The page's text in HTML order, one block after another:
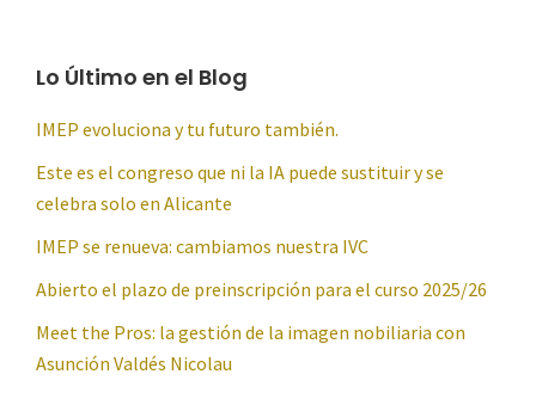
Lo Último en el Blog
IMEP evoluciona y tu futuro también.
Este es el congreso que ni la IA puede sustituir y se
celebra solo en Alicante
IMEP se renueva: cambiamos nuestra IVC
Abierto el plazo de preinscripción para el curso 2025/26
Meet the Pros: la gestión de la imagen nobiliaria con
Asunción Valdés Nicolau